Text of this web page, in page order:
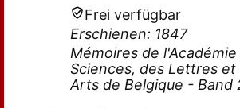
Frei verfügbar
Erschienen: 1847
Mémoires de
Sciences, des Lettres et
Arts de Belgique - Band